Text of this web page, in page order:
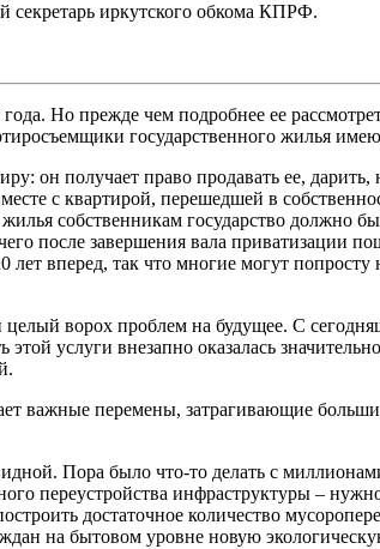
секретарь иркутского обкома КПРФ.
Но прежде чем подробнее ее
государственного жилья
он получает право продавать ее,
с квартирой, перешедшей в
собственникам государство должно
после завершения вала приватизации
вперед, так что многие могут попросту
ворох проблем на будущее. С
услуги внезапно оказалась
важные перемены, затрагивающие
Пора было что-то делать с
переустройства инфраструктуры –
достаточное количество
на бытовом уровне новую